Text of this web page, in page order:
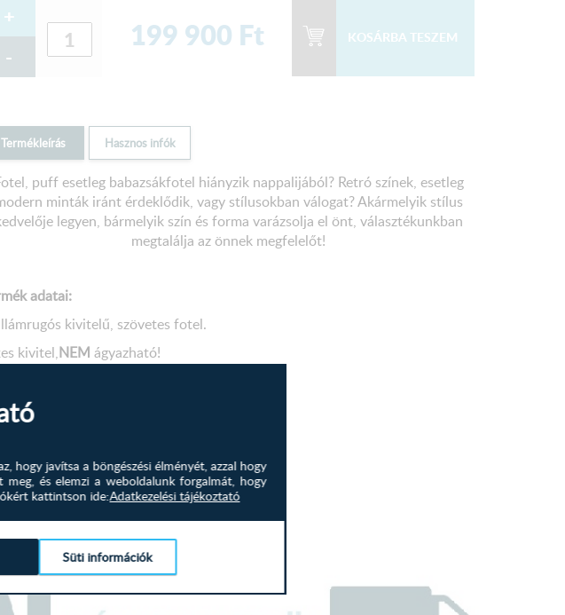
+
-
199 900 Ft
Termékleírás Hasznos infók
puff esetleg babazsákfotel hiányzik nappalijából? Retró színek, esetleg
minták iránt érdeklődik, vagy stílusokban válogat? Akármelyik stílus
legyen, bármelyik szín és forma varázsolja el önt, választékunkban
megtalálja az önnek megfelelőt!
adatai:
kivitelű, szövetes fotel.
kivitel,NEM ágyazható!
kiegészítője a Cherry sarokülőnek!
színek:
szövet
magassága: 90 cm
48 cm
hogy javítsa a böngészési élményét, azzal hogy
és elemzi a weboldalunk forgalmát, hogy
kattintson ide:Adatkezelési tájékoztató
Süti információk